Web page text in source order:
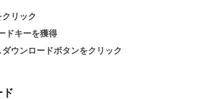
リック
ドキーを獲得
ウンロードボタンをクリック
ド